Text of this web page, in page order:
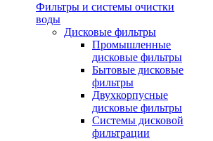
Фильтры и системы очистки
воды
Дисковые фильтры
Промышленные
дисковые фильтры
Бытовые дисковые
фильтры
Двухкорпусные
дисковые фильтры
Системы дисковой
фильтрации